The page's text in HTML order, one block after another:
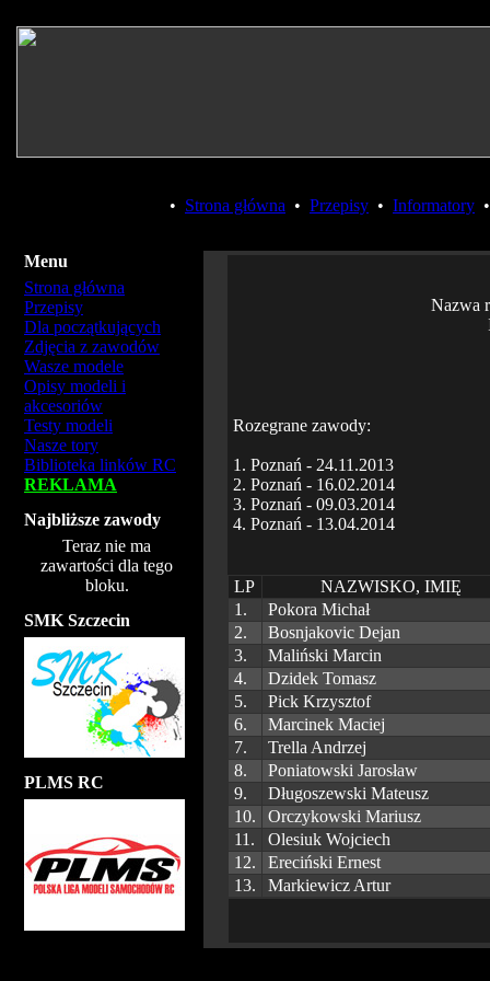
• Strona główna • Przepisy • Informatory
Menu
Strona główna
Przepisy
Dla początkujących
Zdjęcia z zawodów
Wasze modele
Opisy modeli i
akcesoriów
Testy modeli
Nasze tory
Biblioteka linków RC
REKLAMA
Najbliższe zawody
Teraz nie ma
zawartości dla tego
bloku.
SMK Szczecin
PLMS RC
Nazwa
Rozegrane zawody:
1. Poznań - 24.11.2013
2. Poznań - 16.02.2014
3. Poznań - 09.03.2014
4. Poznań - 13.04.2014
LP
NAZWISKO, IMIĘ
1.
Pokora Michał
2.
Bosnjakovic Dejan
3.
Maliński Marcin
4.
Dzidek Tomasz
5.
Pick Krzysztof
6.
Marcinek Maciej
7.
Trella Andrzej
8.
Poniatowski Jarosław
9.
Długoszewski Mateusz
10.
Orczykowski Mariusz
11.
Olesiuk Wojciech
12.
Ereciński Ernest
13.
Markiewicz Artur